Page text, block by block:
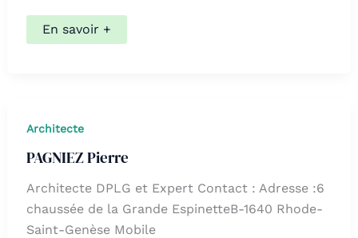
E.P.A.E.M.
(Ecole
mentales)
En savoir +
Architecte
PAGNIEZ Pierre
Architecte DPLG et Expert Contact : Adresse :6
chaussée de la Grande EspinetteB-1640 Rhode-
Saint-Genèse Mobile